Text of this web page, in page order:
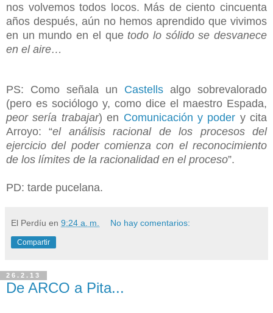
nos volvemos todos locos. Más de ciento cincuenta
años después, aún no hemos aprendido que vivimos
en un mundo en el que todo lo sólido se desvanece
en el aire…
PS: Como señala un Castells algo sobrevalorado
(pero es sociólogo y, como dice el maestro Espada,
peor sería trabajar) en Comunicación y poder y cita
Arroyo: “el análisis racional de los procesos del
ejercicio del poder comienza con el reconocimiento
de los límites de la racionalidad en el proceso”.
PD: tarde pucelana.
El Perdíu en 9:24 a. m. No hay comentarios:
Compartir
26.2.13
De ARCO a Pita...